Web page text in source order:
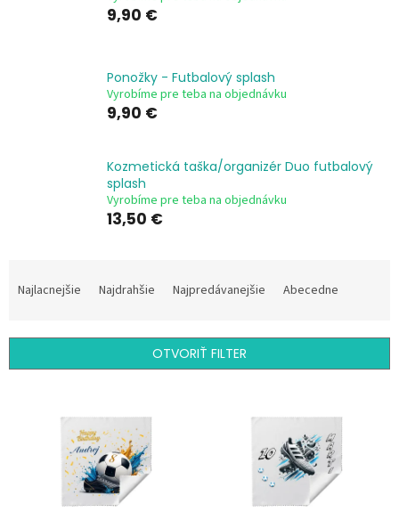
9,90 €
Ponožky - Futbalový splash
Vyrobíme pre teba na objednávku
9,90 €
Kozmetická taška/organizér Duo futbalový
splash
Vyrobíme pre teba na objednávku
13,50 €
a
i
Najlacnejšie Najdrahšie Najpredávanejšie Abecedne
OTVORIŤ FILTER